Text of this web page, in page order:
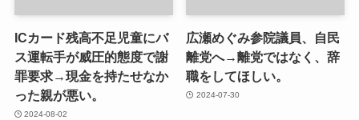
ICカード残高不足児童にバ
ス運転手が威圧的態度で謝
罪要求→現金を持たせなか
った親が悪い。
2024-08-02
広瀬めぐみ参院議員、自民
離党へ→離党ではなく、辞
職をしてほしい。
2024-07-30